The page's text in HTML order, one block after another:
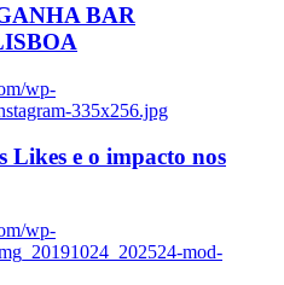
BAR
wp-
335x256.jpg
Likes e o impacto nos
wp-
mod-